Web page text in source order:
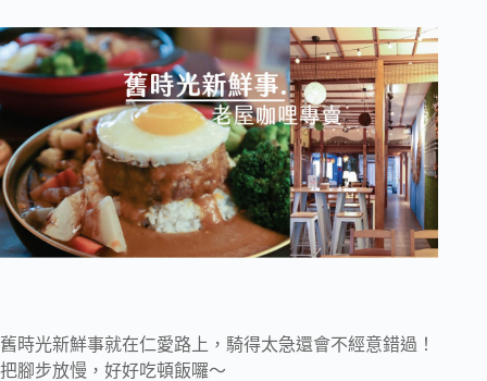
舊時光新鮮事就在仁愛路上，騎得太急還會不經意錯過！
把腳步放慢，好好吃頓飯囉～